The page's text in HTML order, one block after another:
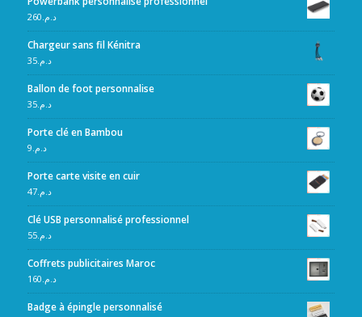
د.م. 260
Chargeur sans fil Kénitra
د.م.35
Ballon de foot personnalise
د.م.35
Porte clé en Bambou
د.م. 9
Porte carte visite en cuir
د.م.47
Clé USB personnalisé professionnel
د.م.55
Coffrets publicitaires Maroc
د.م. 160
Badge à épingle personnalisé